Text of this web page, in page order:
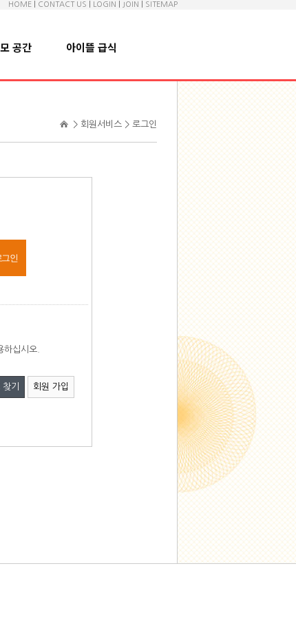
HOME CONTACT US LOGIN JOIN SITEMAP
공간 아이뜰 급식
> 회원서비스 > 로그인
십시오.
기 회원 가입